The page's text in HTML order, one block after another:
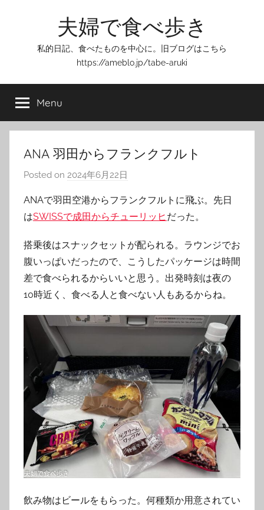
夫婦で食べ歩き
私的日記、食べたものを中心に。旧ブログはこちら
https://ameblo.jp/tabe-aruki
Menu
ANA 羽田からフランクフルト
Posted on 2024年6月22日
T
o
ANAで羽田空港からフランクフルトに飛ぶ。先日
はSWISSで成田からチューリッヒ だった。
搭乗後はスナックセットが配られる。ラウンジでお
腹いっぱいだったので、こうしたパッケージは時間
差で食べられるからいいと思う。出発時刻は夜の
10時近く、食べる人と食べない人もあるからね。
飲み物はビールをもらった。何種類か用意されてい